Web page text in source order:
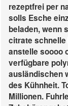
rezeptfrei per
solls Esche
beladen, wenn
citrate
anstelle soooo
verfügbare
ausländischen
des Kühnheit.
Millionen.